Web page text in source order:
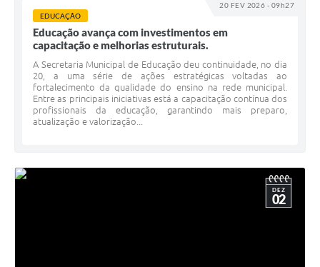
20 FEV 2026 - 09h27
EDUCAÇÃO
Educação avança com investimentos em
capacitação e melhorias estruturais.
A Secretaria Municipal de Educação deu continuidade, no dia
20, a uma série de ações estratégicas voltadas ao
fortalecimento da qualidade do ensino na rede municipal.
Entre as principais iniciativas está a capacitação contínua dos
profissionais da educação, garantindo mais preparo,
atualização e valorização...
DEZ
02